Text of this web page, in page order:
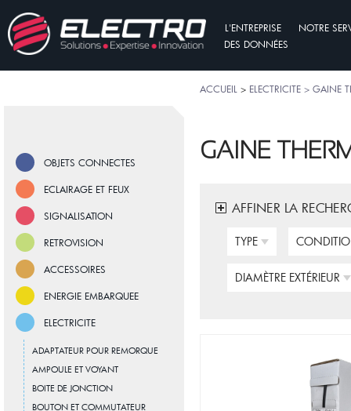
L'ENTREPRISE
NOTRE
DES DONNÉES
ACCUEIL > ELECTRICITE > GAINE
OBJETS CONNECTES
ECLAIRAGE ET FEUX
SIGNALISATION
RETROVISION
ACCESSOIRES
ENERGIE EMBARQUEE
ELECTRICITE
ADAPTATEUR POUR REMORQUE
AMPOULE ET VOYANT
BOITE DE JONCTION
BOUTON ET COMMUTATEUR
GAINE
AFFINER LA
TYPE
DIAMÈTRE EXTÉRIEUR